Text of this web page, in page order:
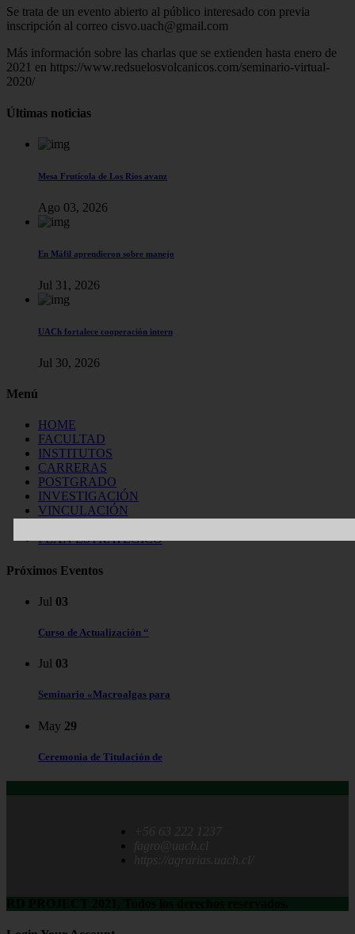
Se trata de un evento abierto al público interesado con previa
inscripción al correo cisvo.uach@gmail.com
Más información sobre las charlas que se extienden hasta enero de
2021 en https://www.redsuelosvolcanicos.com/seminario-virtual-
2020/
Últimas noticias
Mesa Frutícola de Los Ríos avanz
Ago 03, 2026
En Máfil aprendieron sobre manejo
Jul 31, 2026
UACh fortalece cooperación intern
Jul 30, 2026
Menú
HOME
FACULTAD
INSTITUTOS
CARRERAS
POSTGRADO
INVESTIGACIÓN
VINCULACIÓN
PLAN ESTRATÉGICO
Próximos Eventos
Jul 03
Curso de Actualización “
Jul 03
Seminario «Macroalgas para
May 29
Ceremonia de Titulación de